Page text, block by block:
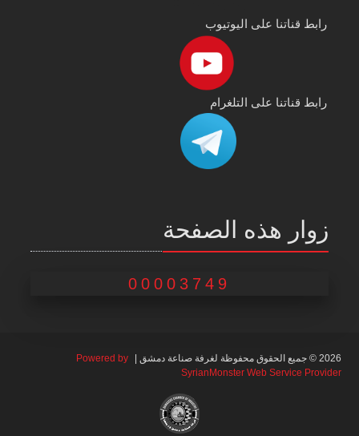
رابط قناتنا على اليوتيوب
رابط قناتنا على التلغرام
زوار هذه الصفحة
00003749
2026 © جميع الحقوق محفوظة لغرفة صناعة دمشق |
Powered by
SyrianMonster Web Service Provider